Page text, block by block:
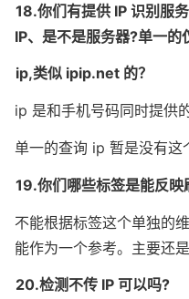
18.你们有提供 IP 识别服
IP、是不是服务器?单一的
ip,类似 ipip.net 的？
ip 是和手机号码同时提供
单一的查询 ip 暂是没有这
19.你们哪些标签是能反映
不能根据标签这个单独的
能作为一个参考。主要还
20.检测不传 IP 可以吗?